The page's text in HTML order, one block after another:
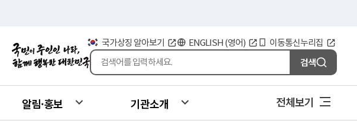
국가상징 알아보기 ENGLISH (영어) 이동통신누리집
검색
알림·홍보 기관소개 전체보기